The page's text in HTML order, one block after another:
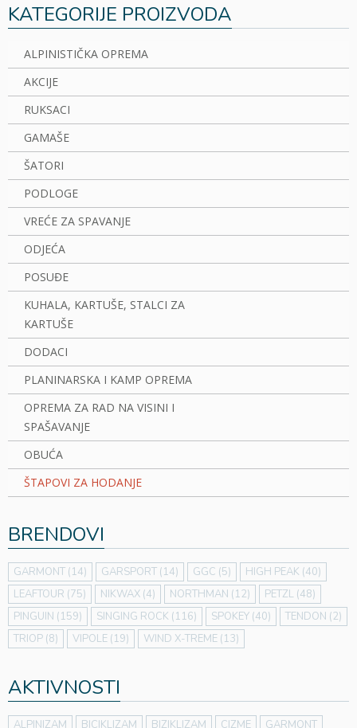
KATEGORIJE PROIZVODA
ALPINISTIČKA OPREMA
AKCIJE
RUKSACI
GAMAŠE
ŠATORI
PODLOGE
VREĆE ZA SPAVANJE
ODJEĆA
POSUĐE
KUHALA, KARTUŠE, STALCI ZA
KARTUŠE
DODACI
PLANINARSKA I KAMP OPREMA
OPREMA ZA RAD NA VISINI I
SPAŠAVANJE
OBUĆA
ŠTAPOVI ZA HODANJE
BRENDOVI
GARMONT (14) GARSPORT (14) GGC (5) HIGH PEAK (40)
LEAFTOUR (75) NIKWAX (4) NORTHMAN (12) PETZL (48)
PINGUIN (159) SINGING ROCK (116) SPOKEY (40) TENDON (2)
TRIOP (8) VIPOLE (19) WIND X-TREME (13)
AKTIVNOSTI
ALPINIZAM BICIKLIZAM BIZIKLIZAM CIZME GARMONT